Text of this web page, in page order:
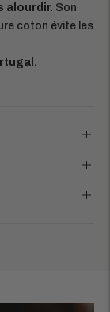
alourdir. Son
coton évite les